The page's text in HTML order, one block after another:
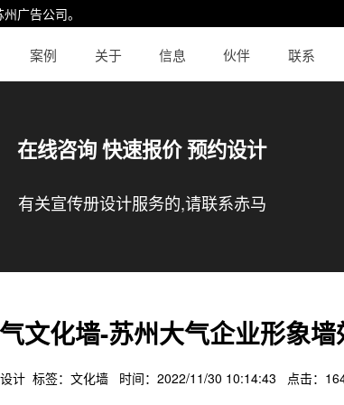
州广告公司。
案例 关于 信息 伙伴 联系
在线咨询 快速报价 预约设计
有关宣传册设计服务的,请联系赤马
文化墙-苏州大气企业形象墙
计 标签： 文化墙 时间：2022/11/30 10:14:43 点击：